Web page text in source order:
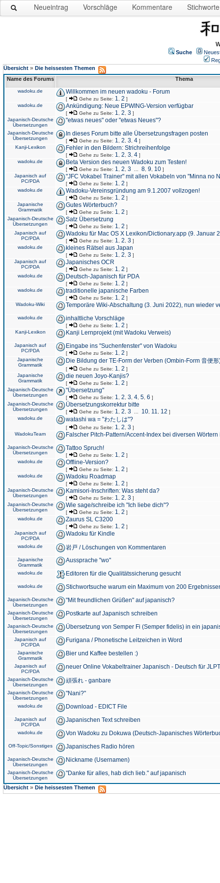
Neueintrag Vorschläge Kommentare Stichworte
Suche
Übersicht » Die heissesten Themen
Name des Forums
Thema
wadoku.de Willkommen im neuen wadoku - Forum
[ Gehe zu Seite: 1 2 ]
wadoku.de
Ankündigung: Neue EPWING-Version verfügbar
[ Gehe zu Seite: 1 2 3 ]
Japanisch-Deutsche
Übersetzungen
"etwas neues" oder "etwas Neues"?
Japanisch-Deutsche
Übersetzungen
In dieses Forum bitte alle Übersetzungsfragen posten
[ Gehe zu Seite: 1 2 3 4 ]
Kanji-Lexikon
Fehler in den Bildern: Strichreihenfolge
[ Gehe zu Seite: 1 2 3 4 ]
wadoku.de
Beta Version des neuen Wadoku zum Testen!
[ Gehe zu Seite: 1 2 3 8 9 10 ]
Japanisch auf
PC/PDA
"JFC Vokabel Trainer" mit allen Vokabeln von "Minna no
[ Gehe zu Seite: 1 2 ]
wadoku.de
Wadoku-Vereinsgründung am 9.1.2007 vollzogen!
[ Gehe zu Seite: 1 2 ]
Japanische
Grammatik
Gutes Wörterbuch?
[ Gehe zu Seite: 1 2 ]
Japanisch-Deutsche
Übersetzungen
Satz Übersetzung
[ Gehe zu Seite: 1 2 ]
Japanisch auf
PC/PDA
Wadoku für Mac OS X Lexikon/Dictionary.app (9. Januar
[ Gehe zu Seite: 1 2 3 ]
wadoku.de
kleines Rätsel aus Japan
[ Gehe zu Seite: 1 2 3 ]
Japanisch auf
PC/PDA
Japanisches OCR
[ Gehe zu Seite: 1 2 ]
wadoku.de
Deutsch-Japanisch für PDA
[ Gehe zu Seite: 1 2 ]
wadoku.de
traditionelle japanische Farben
[ Gehe zu Seite: 1 2 ]
Wadoku-Wiki
Temporäre Wiki-Abschaltung (3. Juni 2022), nun wieder
wadoku.de inhaltliche Vorschläge
[ Gehe zu Seite: 1 2 ]
Kanji-Lexikon
Kanji Lernprojekt (mit Wadoku Verweis)
Japanisch auf
PC/PDA
Eingabe ins "Suchenfenster" von Wadoku
[ Gehe zu Seite: 1 2 ]
Japanische
Grammatik
Die Bildung der TE-Form der Verben (Ombin-Form 音便形
[ Gehe zu Seite: 1 2 ]
Japanische
Grammatik
die neuen Joyo-Kanjis?
[ Gehe zu Seite: 1 2 ]
Japanisch-Deutsche
Übersetzungen
"Übersetzung"
[ Gehe zu Seite: 1 2 3 4 5 6 ]
Japanisch-Deutsche
Übersetzungen
Übersetzungskorrektur bitte
[ Gehe zu Seite: 1 2 3 10 11 12 ]
wadoku.de
watashi wa = "わたしは"?
[ Gehe zu Seite: 1 2 3 ]
WadokuTeam
Falscher Pitch-Pattern/Accent-Index bei diversen
Japanisch-Deutsche
Übersetzungen
Tattoo Spruch!
[ Gehe zu Seite: 1 2 ]
wadoku.de
Offline-Version?
[ Gehe zu Seite: 1 2 ]
wadoku.de
Wadoku Roadmap
[ Gehe zu Seite: 1 2 ]
Japanisch-Deutsche
Übersetzungen
Kamisori-Inschriften: Was steht da?
[ Gehe zu Seite: 1 2 3 ]
Japanisch-Deutsche
Übersetzungen
Wie sage/schreibe ich "Ich liebe dich"?
[ Gehe zu Seite: 1 2 ]
wadoku.de
Zaurus SL C3200
[ Gehe zu Seite: 1 2 ]
Japanisch auf
PC/PDA
Wadoku für Kindle
wadoku.de 岩戸 / Löschungen von Kommentaren
Japanische
Grammatik
Aussprache "wo"
wadoku.de Editoren für die Qualitätssicherung gesucht
wadoku.de Stichwortsuche warum ein Maximum von 200
Japanisch-Deutsche
Übersetzungen
"Mit freundlichen Grüßen" auf japanisch?
Japanisch-Deutsche
Übersetzungen
Postkarte auf Japanisch schreiben
Japanisch-Deutsche
Übersetzungen
Übersetzung von Semper Fi (Semper fidelis) in ein
Japanisch auf
PC/PDA
Furigana / Phonetische Leitzeichen in Word
Japanische
Grammatik
Bier und Kaffee bestellen :)
Japanisch auf
PC/PDA
neuer Online Vokabeltrainer Japanisch - Deutsch für
Japanisch-Deutsche
Übersetzungen
頑張れ - ganbare
Japanisch-Deutsche
Übersetzungen
"Nani?"
wadoku.de Download - EDICT File
Japanisch auf
PC/PDA
Japanischen Text schreiben
wadoku.de Von Wadoku zu Dokuwa (Deutsch-Japanisches
Off-Topic/Sonstiges Japanisches Radio hören
Japanisch-Deutsche
Übersetzungen
Nickname (Usernamen)
Japanisch-Deutsche
Übersetzungen
"Danke für alles, hab dich lieb." auf japanisch
Übersicht » Die heissesten Themen